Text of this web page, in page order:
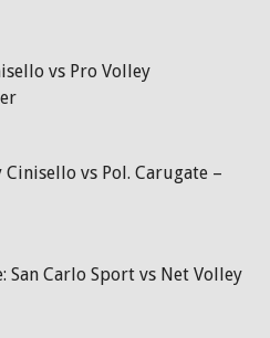
vs Pro Volley
vs Pol. Carugate –
San Carlo Sport vs Net Volley